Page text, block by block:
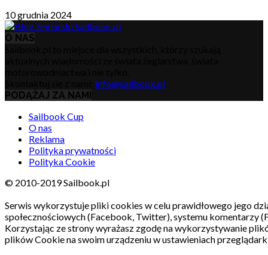
10 grudnia 2024
O NAS
info@sailbook.pl
PODĄŻAJ ZA NAMI
Sailbook Cup
O nas
Reklama
Polityka prywatności
Polityka Cookie
© 2010-2019 Sailbook.pl
Serwis wykorzystuje pliki cookies w celu prawidłowego jego
społecznościowych (Facebook, Twitter), systemu komentarzy
Korzystając ze strony wyrażasz zgodę na wykorzystywanie
plików Cookie na swoim urządzeniu w ustawieniach